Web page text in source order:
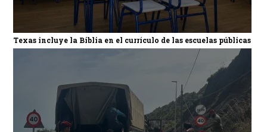
Texas incluye la Biblia en el currículo de las escuelas públicas